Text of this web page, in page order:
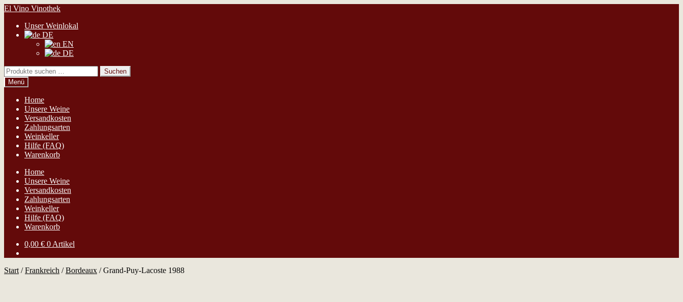
Zur
springen
Zum
springen
El Vino Vinothek
Unser Weinlokal
DE
EN
DE
Suchen
nach:
Suchen
Menü
Home
Unsere Weine
Versandkosten
Zahlungsarten
Weinkeller
Hilfe (FAQ)
Warenkorb
Home
Unsere Weine
Versandkosten
Zahlungsarten
Weinkeller
Hilfe (FAQ)
Warenkorb
0,00 € 0 Artikel
Start /Frankreich /Bordeaux /Grand-Puy-Lacoste 1988